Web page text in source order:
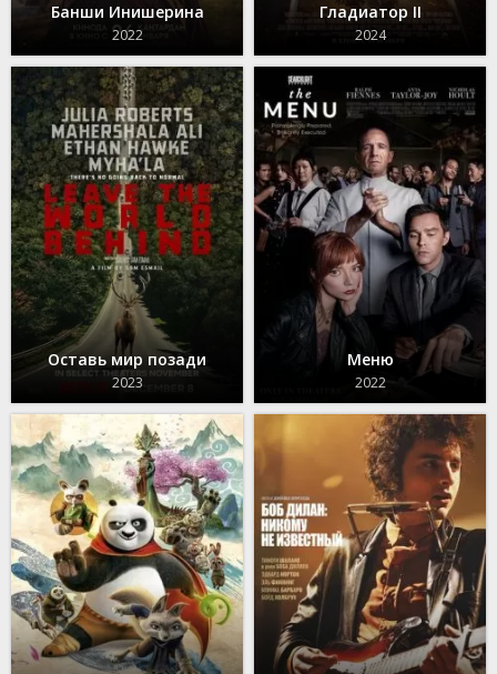
Банши Инишерина
2022
Гладиатор II
2024
Оставь мир позади
2023
Меню
2022